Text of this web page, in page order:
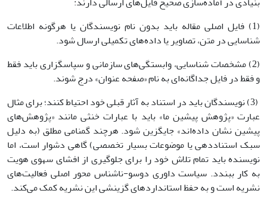
(1) فایل اصلی مقاله باید بدون نام نویسندگان یا هرگونه اطلاعات
شناسایی در متن، تصاویر یا داده‌های تکمیلی ارسال شود.
(2) مشخصات شناسایی، وابستگی‌های سازمانی و سپاسگزاری باید فقط
و فقط در فایل جداگانه‌ای به نام «صفحه عنوان» درج شوند.
(3) نویسندگان باید در استناد به آثار قبلی خود احتیاط کنند؛ برای مثال
عبارت «پژوهش پیشین ما» باید با عبارات خنثی مانند «پژوهش‌های
پیشین نشان داده‌اند» جایگزین شود. هرچند گمنامی مطلق (به دلیل
سبک استناددهی یا موضوعات بسیار تخصصی) گاهی دشوار است، اما
نویسنده باید تمام تلاش خود را برای جلوگیری از افشای سهوی هویت
به کار ببندد. سیاست داوری دوسو-ناشناس محور اصلی فعالیت‌های
نشریه است و به حفظ استانداردهای گزینشی این نشریه کمک می‌کند.